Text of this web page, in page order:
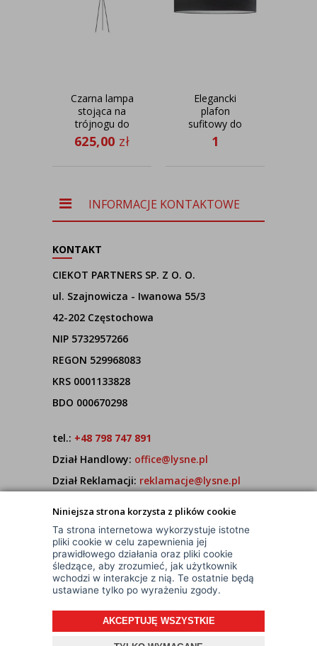
Niniejsza strona korzysta z plików cookie
Ta strona internetowa wykorzystuje istotne
pliki cookie w celu zapewnienia jej
prawidłowego działania oraz pliki cookie
śledzące, aby zrozumieć, jak użytkownik
wchodzi w interakcje z nią. Te ostatnie będą
ustawiane tylko po wyrażeniu zgody.
AKCEPTUJĘ WSZYSTKIE
Czarna lampa
stojąca na
trójnogu do
salonu
DAKAR
625,00 zł
Elegancki
plafon
sufitowy do
salonu
MEDINA
1
INFORMACJE KONTAKTOWE
KONTAKT
CIEKOT PARTNERS SP. Z O. O.
ul. Szajnowicza - Iwanowa 55/3
42-202 Częstochowa
NIP 5732957266
REGON 529968083
KRS 0001133828
BDO 000670298
tel.: +48 798 747 891
Dział Handlowy: office@lysne.pl
Dział Reklamacji: reklamacje@lysne.pl
7:00 - 15:00
© Wszelkie Prawa Zastrzeżone